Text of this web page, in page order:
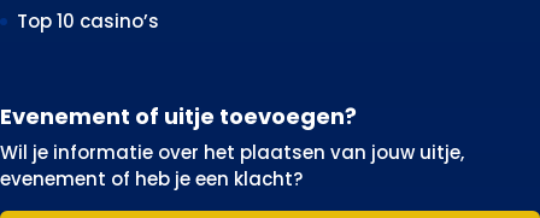
Top 10 casino’s
Evenement of uitje toevoegen?
Wil je informatie over het plaatsen van jouw uitje,
evenement of heb je een klacht?